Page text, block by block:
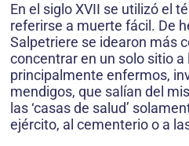
En el siglo XVII se utilizó el
referirse a muerte fácil. De
Salpetriere se idearon más
concentrar en un solo sitio
principalmente enfermos,
mendigos, que salían del
las ‘casas de salud’
ejército, al cementerio o a